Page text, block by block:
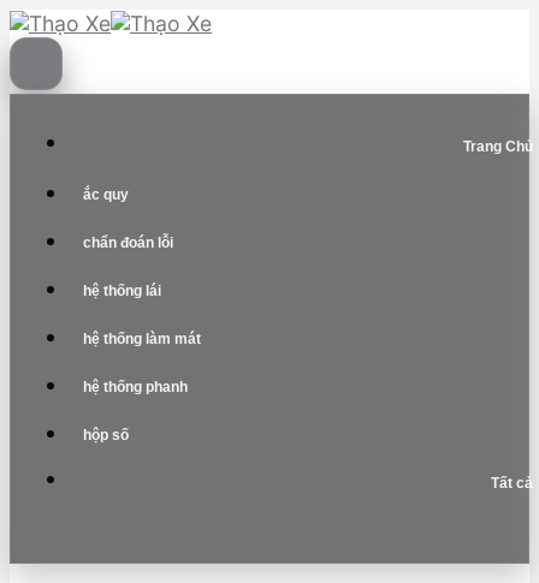
Skip
to
content
Trang Chủ
ắc quy
chẩn đoán lỗi
hệ thống lái
hệ thống làm mát
hệ thống phanh
hộp số
Tất cả